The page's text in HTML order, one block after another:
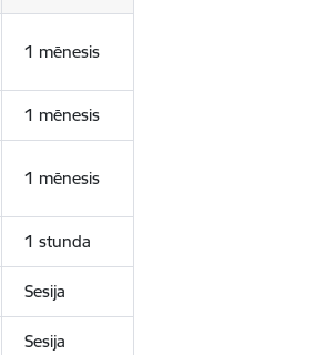
1 mēnesis
1 mēnesis
1 mēnesis
1 stunda
Sesija
Sesija